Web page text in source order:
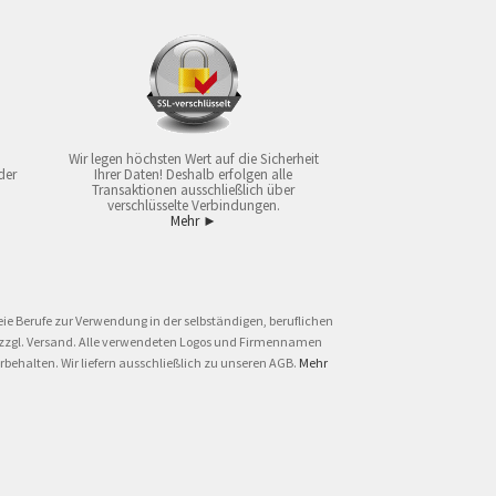
Wir legen höchsten Wert auf die Sicherheit
Ihrer Daten! Deshalb erfolgen alle
Transaktionen ausschließlich über
verschlüsselte Verbindungen.
Mehr ►
Berufe zur Verwendung in der selbständigen, beruflichen
Versand. Alle verwendeten Logos und Firmennamen
Wir liefern ausschließlich zu unseren AGB. Mehr